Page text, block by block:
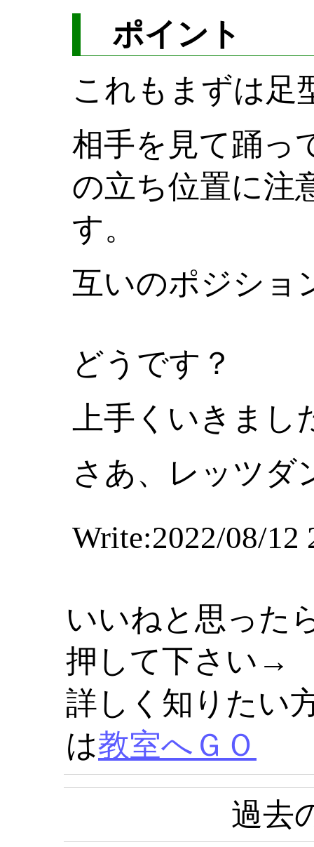
ポイント
これもまずは足
相手を見て踊っ
の立ち位置に注
す。
互いのポジショ
どうです？
上手くいきまし
さあ、レッツダ
Write:2022/08/12
いいねと思った
押して下さい→
詳しく知りたい
は教室へＧＯ
過去